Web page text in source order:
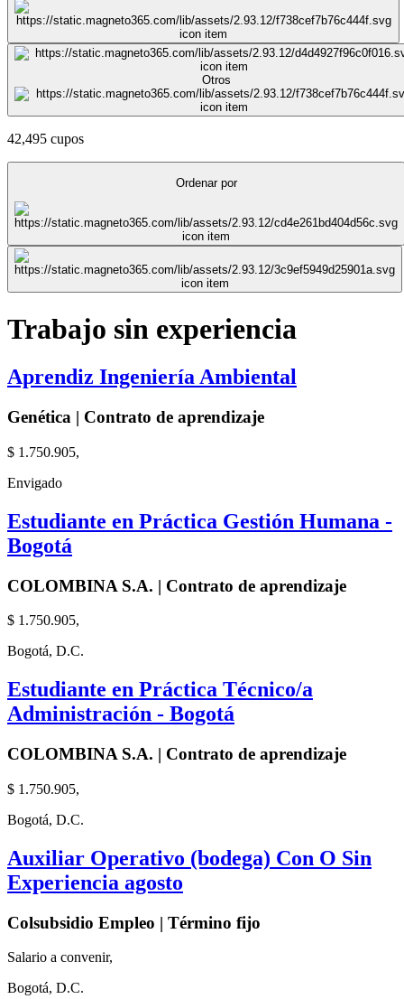
Otros
42,495 cupos
Ordenar por
Trabajo sin experiencia
Aprendiz Ingeniería Ambiental
Genética | Contrato de aprendizaje
$ 1.750.905,
Envigado
Estudiante en Práctica Gestión Humana -
Bogotá
COLOMBINA S.A. | Contrato de aprendizaje
$ 1.750.905,
Bogotá, D.C.
Estudiante en Práctica Técnico/a
Administración - Bogotá
COLOMBINA S.A. | Contrato de aprendizaje
$ 1.750.905,
Bogotá, D.C.
Auxiliar Operativo (bodega) Con O Sin
Experiencia agosto
Colsubsidio Empleo | Término fijo
Salario a convenir,
Bogotá, D.C.